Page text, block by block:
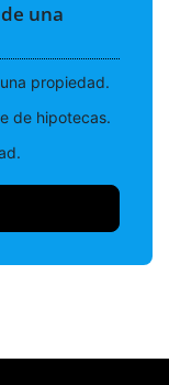
una
propiedad.
de hipotecas.